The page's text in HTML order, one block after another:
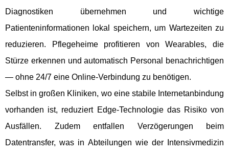
Diagnostiken übernehmen und wichtige
Patienteninformationen lokal speichern, um Wartezeiten zu
reduzieren. Pflegeheime profitieren von Wearables, die
Stürze erkennen und automatisch Personal benachrichtigen
— ohne 24/7 eine Online-Verbindung zu benötigen.
Selbst in großen Kliniken, wo eine stabile Internetanbindung
vorhanden ist, reduziert Edge-Technologie das Risiko von
Ausfällen. Zudem entfallen Verzögerungen beim
Datentransfer, was in Abteilungen wie der Intensivmedizin